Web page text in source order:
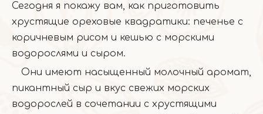
Сегодня я покажу вам, как приготовить
хрустящие ореховые квадратики: печенье с
коричневым рисом и кешью с морскими
водорослями и сыром.
Они имеют насыщенный молочный аромат,
пикантный сыр и вкус свежих морских
водорослей в сочетании с хрустящими